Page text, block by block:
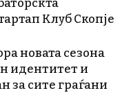
Клуб Скопје
новата сезона
идентитет и
за сите граѓани